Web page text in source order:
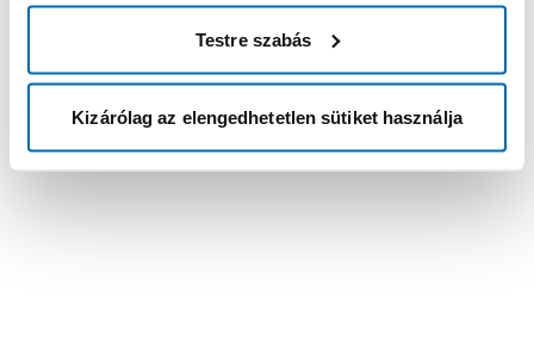
Testre szabás
Kizárólag az elengedhetetlen sütiket használja